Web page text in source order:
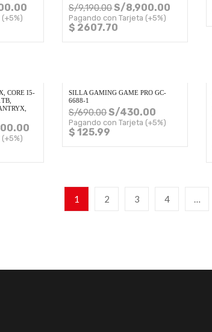
S/9,190.00S/8,900.00
Pagando con Tarjeta (+5%)
$ 2607.70
CORE I5-
SILLA GAMING GAME PRO GC-
6688-1
S/690.00S/430.00
Pagando con Tarjeta (+5%)
$ 125.99
1 2 3 4 …